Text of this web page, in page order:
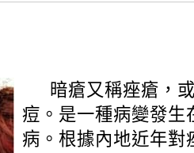
暗瘡又稱痤瘡，
痘。是一種病變發生
病。根據內地近年對